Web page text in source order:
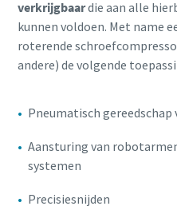
10 stappen voor een
productie
CO2-reductie voor groene
verkrijgbaardie aan alle
kunnen voldoen. Met name
roterende
andere) de volgende
Pneumatisch
Aansturing van
systemen
Precisiesnijden